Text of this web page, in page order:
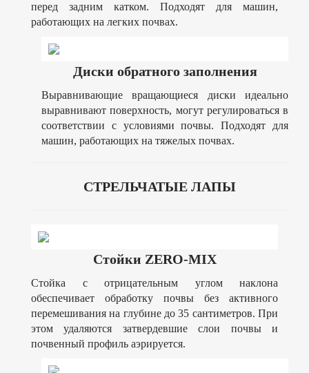
перед задним катком. Подходят для машин,
работающих на легких почвах.
Диски обратного заполнения
Выравнивающие вращающиеся диски идеально
выравнивают поверхность, могут регулироваться в
соответствии с условиями почвы. Подходят для
машин, работающих на тяжелых почвах.
CТРЕЛЬЧАТЫЕ ЛАПЫ
Стойки ZERO-MIX
Стойка с отрицательным углом наклона
обеспечивает обработку почвы без активного
перемешивания на глубине до 35 сантиметров. При
этом удаляются затвердевшие слои почвы и
почвенный профиль аэрируется.